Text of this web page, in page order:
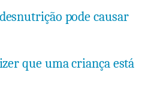
pode causar
que uma criança está